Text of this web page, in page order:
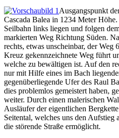
Ausgangspunkt
Cascada Balea in 1234 Meter
Seilbahn links liegen und folgen
markierten Weg Richtung Süden.
rechts, etwas unscheinbar, der Weg
Kreuz gekennzeichnete Weg führt
welche zu bewältigen ist. Auf den
nur mit Hilfe eines im Bach
gegenüberliegende Ufer des Raul
dies problemlos gemeistert haben,
weiter. Durch einen malerischen
Ausläufer der eigentlichen
Seitental, welches uns den
die störende Straße ermöglicht.